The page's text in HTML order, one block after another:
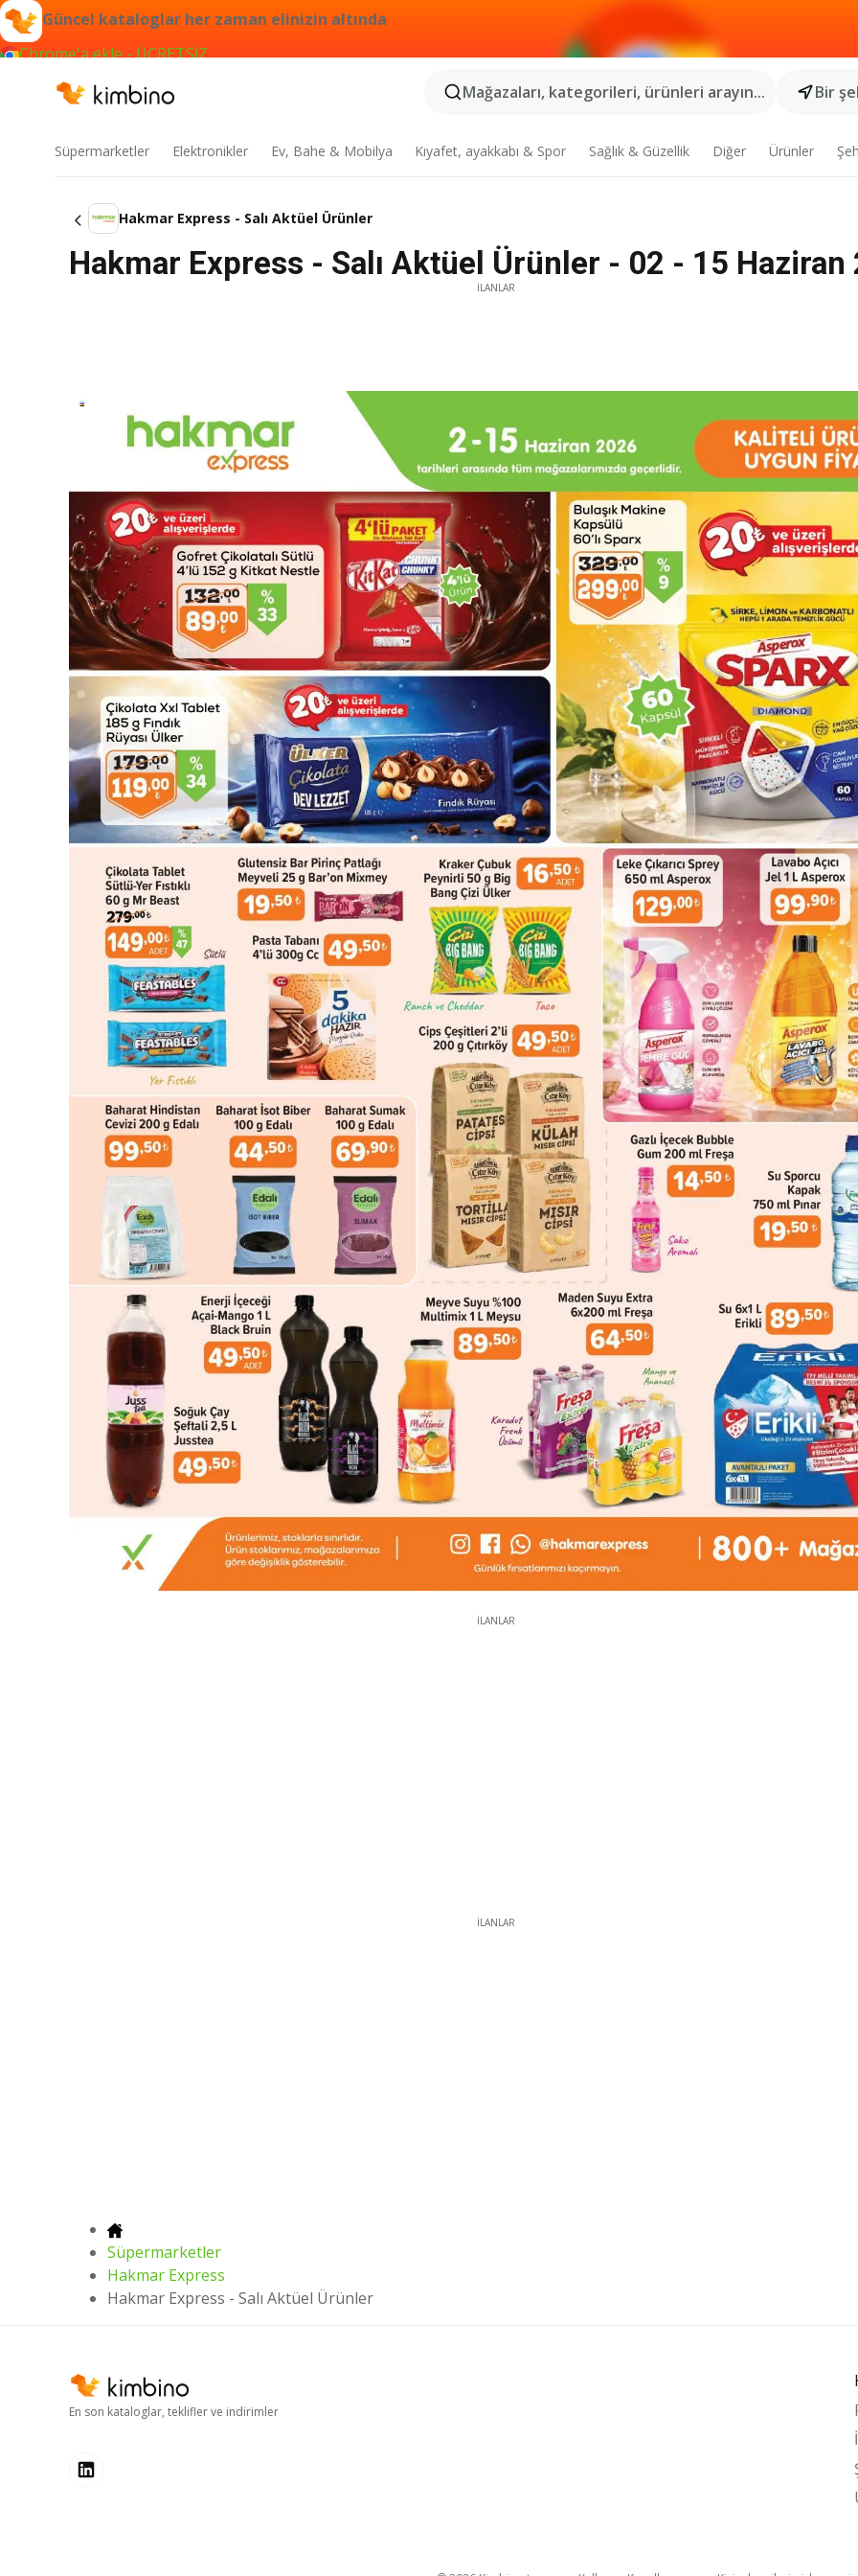
Güncel kataloglar her zaman elinizin altında
Chrome'a ekle - ÜCRETSİZ
Mağazaları, kategorileri, ürünleri arayın...
Bir
Süpermarketler Elektronikler Ev, Bahe & Mobilya Kıyafet, ayakkabı & Spor Sağlık & Güzellik Diğer Ürünler
Hakmar Express - Salı Aktüel Ürünler
Hakmar Express - Salı Aktüel Ürünler - 02 - 15 Haziran
İLANLAR
İLANLAR
İLANLAR
Süpermarketler
Hakmar Express
Hakmar Express - Salı Aktüel Ürünler
En son kataloglar, teklifler ve indirimler